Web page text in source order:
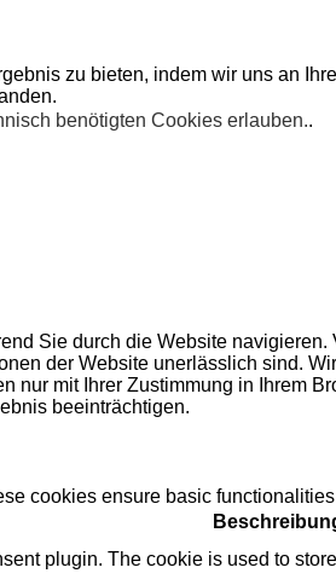
zu bieten, indem wir uns an
benötigten Cookies erlauben..
Sie durch die Website
der Website unerlässlich sind.
mit Ihrer Zustimmung in Ihrem
beeinträchtigen.
cookies ensure basic
plugin. The cookie is used to